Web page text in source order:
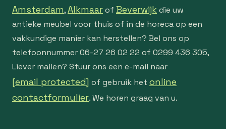
Amsterdam,Alkmaarof Beverwijk die uw
antieke meubel voor thuis of in de horeca op een
vakkundige manier kan herstellen? Bel ons op
telefoonnummer 06-27 26 02 22 of 0299 436 305,
Liever mailen? Stuur ons een e-mail naar
[email protected] of gebruik het online
contactformulier. We horen graag van u.